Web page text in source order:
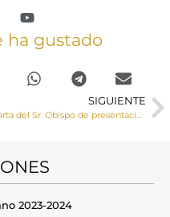
ha gustado
SIGUIENTE
Carta del Sr. Obispo de presentación del Plan Pastoral 2019-2022
2023-2024